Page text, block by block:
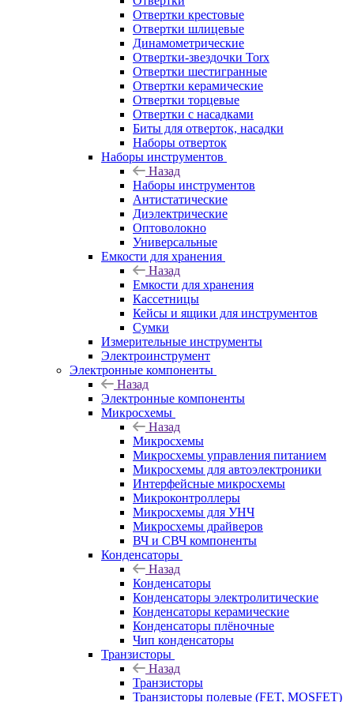
Отвертки крестовые
Отвертки шлицевые
Динамометрические
Отвертки-звездочки Torx
Отвертки шестигранные
Отвертки керамические
Отвертки торцевые
Отвертки с насадками
Биты для отверток, насадки
Наборы отверток
Наборы инструментов
Назад
Наборы инструментов
Антистатические
Диэлектрические
Оптоволокно
Универсальные
Емкости для хранения
Назад
Емкости для хранения
Кассетницы
Кейсы и ящики для инструментов
Сумки
Измерительные инструменты
Электроинструмент
Электронные компоненты
Назад
Электронные компоненты
Микросхемы
Назад
Микросхемы
Микросхемы управления питанием
Микросхемы для автоэлектроники
Интерфейсные микросхемы
Микроконтроллеры
Микросхемы для УНЧ
Микросхемы драйверов
ВЧ и СВЧ компоненты
Конденсаторы
Назад
Конденсаторы
Конденсаторы электролитические
Конденсаторы керамические
Конденсаторы плёночные
Чип конденсаторы
Транзисторы
Назад
Транзисторы
Транзисторы полевые (FET, MOSFET)